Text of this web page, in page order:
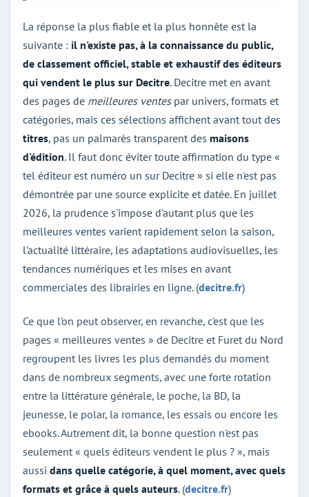
La réponse la plus fiable et la plus honnête est la
suivante : il n'existe pas, à la connaissance du public,
de classement officiel, stable et exhaustif des éditeurs
qui vendent le plus sur Decitre. Decitre met en avant
des pages de meilleures ventespar univers, formats et
catégories, mais ces sélections affichent avant tout des
titres, pas un palmarès transparent des maisons
d'édition. Il faut donc éviter toute affirmation du type «
tel éditeur est numéro un sur Decitre » si elle n'est pas
démontrée par une source explicite et datée. En juillet
2026, la prudence s'impose d'autant plus que les
meilleures ventes varient rapidement selon la saison,
l'actualité littéraire, les adaptations audiovisuelles, les
tendances numériques et les mises en avant
commerciales des librairies en ligne. (decitre.fr)
Ce que l'on peut observer, en revanche, c'est que les
pages « meilleures ventes » de Decitre et Furet du Nord
regroupent les livres les plus demandés du moment
dans de nombreux segments, avec une forte rotation
entre la littérature générale, le poche, la BD, la
jeunesse, le polar, la romance, les essais ou encore les
ebooks. Autrement dit, la bonne question n'est pas
seulement « quels éditeurs vendent le plus ? », mais
aussi dans quelle catégorie, à quel moment, avec quels
formats et grâce à quels auteurs. (decitre.fr)